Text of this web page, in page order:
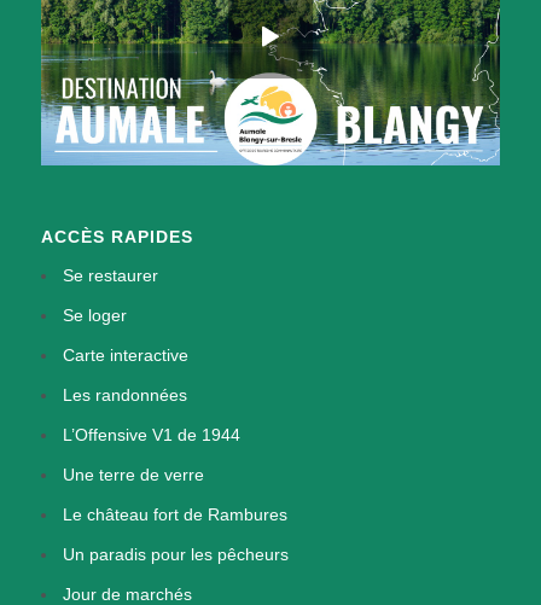
ACCÈS RAPIDES
Se restaurer
Se loger
Carte interactive
Les randonnées
L’Offensive V1 de 1944
Une terre de verre
Le château fort de Rambures
Un paradis pour les pêcheurs
Jour de marchés